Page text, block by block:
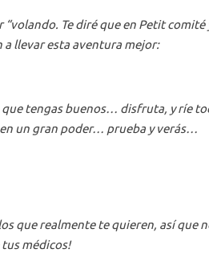
Te diré que en Petit
llevar esta aventura mejor:
tengas buenos… disfruta, y ríe
un gran poder… prueba y verás…
que realmente te quieren, así que
médicos!